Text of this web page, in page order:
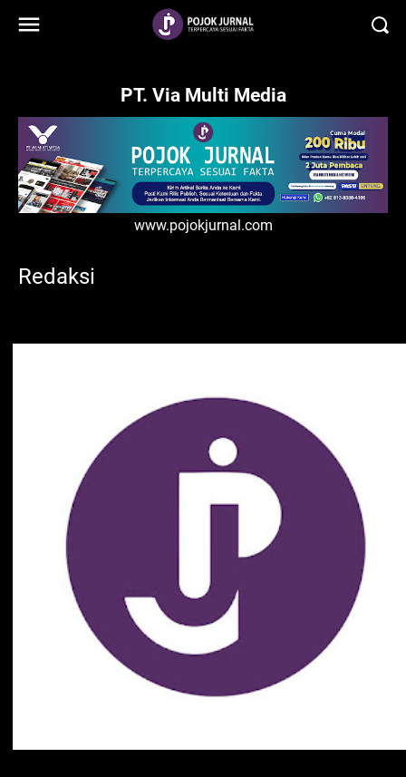
PT. Via Multi Media
www.pojokjurnal.com
Redaksi